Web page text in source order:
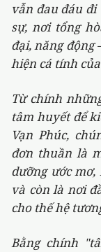
vẫn đau đáu
sự, nơi tổng
đại, năng động
hiện cá tính
Từ chính
tâm huyết để
Vạn Phúc,
đơn thuần là
dưỡng ước
và còn là nơi
cho thế hệ
Bằng chính